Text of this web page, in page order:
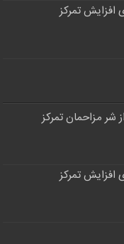
تمرکز
مزاحمان تمرکز
تمرکز